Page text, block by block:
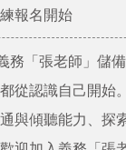
報名開始
務「張老師」儲
從認識自己開始。
與傾聽能力、探